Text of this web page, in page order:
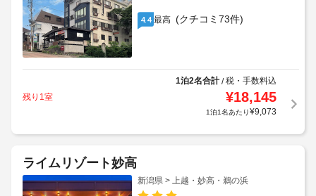
4.4 最高 (クチコミ73件)
1泊2名合計/税・手数料込
残り1室
¥18,145
1泊1名あたり¥9,073
ライムリゾート妙高
新潟県 > 上越・妙高・鵜の浜